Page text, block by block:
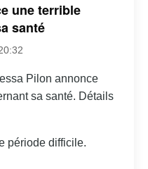
une terrible
santé
Pilon annonce
sa santé. Détails
période difficile.